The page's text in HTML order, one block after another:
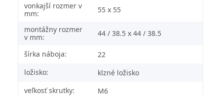
vonkajší rozmer v
mm:
55 x 55
montážny rozmer
v mm:
44 / 38.5 x 44 / 38.5
šírka náboja:
22
ložisko:
klzné ložisko
veľkosť skrutky:
M6